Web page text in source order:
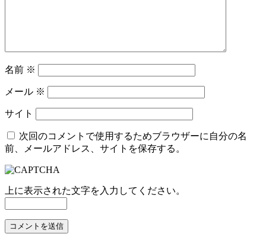
名前 ※
メール ※
サイト
次回のコメントで使用するためブラウザーに自分の名
前、メールアドレス、サイトを保存する。
上に表示された文字を入力してください。